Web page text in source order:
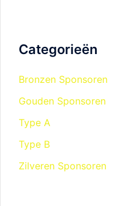
Categorieën
Bronzen Sponsoren
Gouden Sponsoren
Type A
Type B
Zilveren Sponsoren